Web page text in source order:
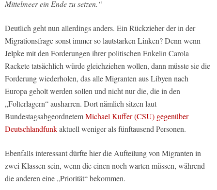
Mittelmeer ein Ende zu setzen.“
Deutlich geht nun allerdings anders. Ein Rückzieher der in der
Migrationsfrage sonst immer so lautstarken Linken? Denn wenn
Jelpke mit den Forderungen ihrer politischen Enkelin Carola
Rackete tatsächlich würde gleichziehen wollen, dann müsste sie die
Forderung wiederholen, das alle Migranten aus Libyen nach
Europa geholt werden sollen und nicht nur die, die in den
„Folterlagern“ ausharren. Dort nämlich sitzen laut
BundestagsabgeordnetemMichael Kuffer (CSU) gegenüber
Deutschlandfunkaktuell weniger als fünftausend Personen.
Ebenfalls interessant dürfte hier die Aufteilung von Migranten in
zwei Klassen sein, wenn die einen noch warten müssen, während
die anderen eine „Priorität“ bekommen.